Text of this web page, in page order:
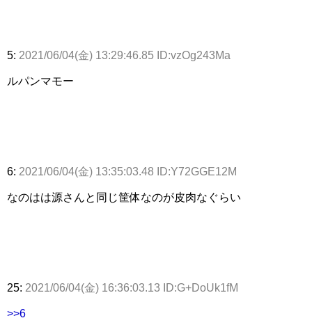
5: 2021/06/04(金) 13:29:46.85 ID:vzOg243Ma
ルパンマモー
6: 2021/06/04(金) 13:35:03.48 ID:Y72GGE12M
なのはは源さんと同じ筐体なのが皮肉なぐらい
25: 2021/06/04(金) 16:36:03.13 ID:G+DoUk1fM
>>6